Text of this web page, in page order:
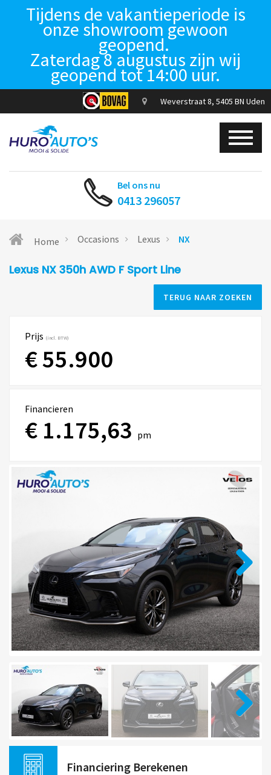
Tijdens de vakantieperiode is
onze showroom gewoon
geopend.
Zaterdag 8 augustus zijn wij
geopend tot 14:00 uur.
Weverstraat 8, 5405 BN Uden
Bel ons nu
0413 296057
Home Occasions Lexus NX
Lexus NX 350h AWD F Sport Line
TERUG NAAR ZOEKEN
Prijs (incl. BTW)
€ 55.900
Financieren
€ 1.175,63 pm
Financiering Berekenen